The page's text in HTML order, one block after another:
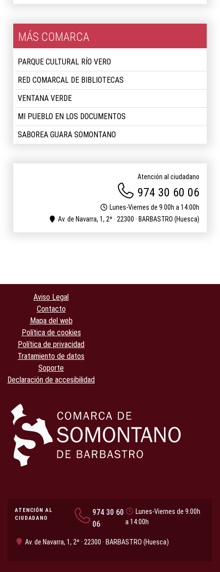
MÁS COMARCA
PARQUE CULTURAL RÍO VERO
RED COMARCAL DE BIBLIOTECAS
VENTANA VERDE
MI PUEBLO EN LOS DOCUMENTOS
SABOREA GUARA SOMONTANO
Atención al ciudadano
974 30 60 06
Lunes-Viernes de 9:00h a 14:00h
Av. de Navarra, 1, 2º · 22300 · BARBASTRO (Huesca)
Aviso Legal
Contacto
Mapa del web
Política de cookies
Política de privacidad
Tratamiento de datos
Soporte
Declaración de accesibilidad
ATENCIÓN AL
CIUDADANO
974 30 60
06
Lunes-Viernes de 9:00h
a 14:00h
Av. de Navarra, 1, 2º · 22300 · BARBASTRO (Huesca)